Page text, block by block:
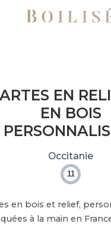
EN
EN BOIS
Occitanie
11
en bois et relief,
à la main en